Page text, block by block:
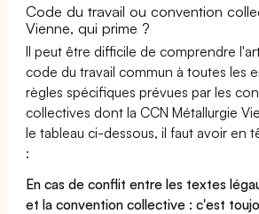
Code du travail ou convention
Vienne, qui prime ?
Il peut être difficile de comprendre
code du travail commun à toutes les
règles spécifiques prévues par les
collectives dont la CCN Métallurgie
le tableau ci-dessous, il faut avoir en
:
En cas de conflit entre les textes
et la convention collective : c'est